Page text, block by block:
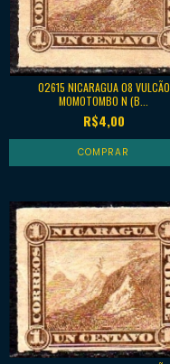
02615 NICARAGUA 08 VULCÃO
MOMOTOMBO N (B...
R$4,00